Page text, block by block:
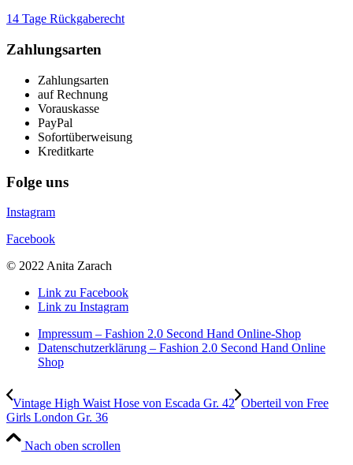
14 Tage Rückgaberecht
Zahlungsarten
Zahlungsarten
auf Rechnung
Vorauskasse
PayPal
Sofortüberweisung
Kreditkarte
Folge uns
Instagram
Facebook
© 2022 Anita Zarach
Link zu Facebook
Link zu Instagram
Impressum – Fashion 2.0 Second Hand Online-Shop
Datenschutzerklärung – Fashion 2.0 Second Hand Online
Shop
Vintage High Waist Hose von Escada Gr. 42 Oberteil von Free
Girls London Gr. 36
Nach oben scrollen